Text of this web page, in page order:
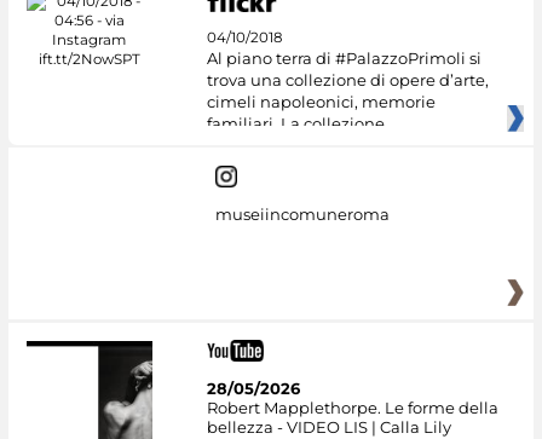
04/10/2018
Al piano terra di #PalazzoPrimoli si
trova una collezione di opere d’arte,
cimeli napoleonici, memorie
familiari. La collezione
museiincomuneroma
28/05/2026
Robert Mapplethorpe. Le forme della
bellezza - VIDEO LIS | Calla Lily